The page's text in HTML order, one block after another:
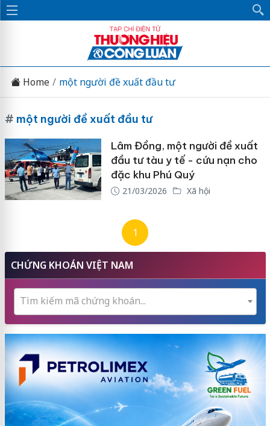
Home một người đề xuất đầu tư
# một người đề xuất đầu tư
Lâm Đồng, một người đề xuất
đầu tư tàu y tế - cứu nạn cho
đặc khu Phú Quý
21/03/2026 Xã hội
1
CHỨNG KHOÁN VIỆT NAM
Tìm kiếm mã chứng khoán...